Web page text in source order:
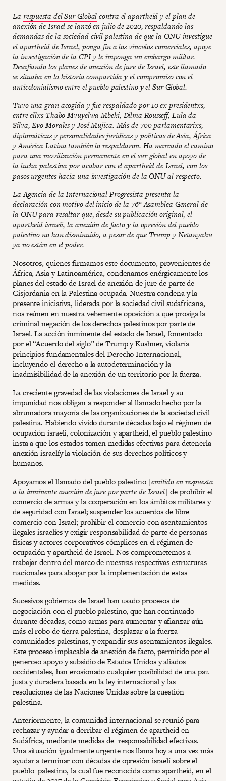
La respuesta del Sur Globalcontra el apartheid y el plan de
anexión de Israel se lanzó en julio de 2020, respaldando las
demandas de la sociedad civil palestina de que la ONU investigue
el apartheid de Israel, ponga fin a los vínculos comerciales, apoye
la investigación de la CPI y le imponga un embargo militar.
Desafiando los planes de anexión de jure de Israel, este llamado
se situaba en la historia compartida y el compromiso con el
anticolonialismo entre el pueblo palestino y el Sur Global.
Tuvo una gran acogida y fue respaldado por 10 ex presidentxs,
entre ellxs Thabo Mvuyelwa Mbeki, Dilma Rousseff, Lula da
Silva, Evo Morales y José Mujica. Más de 700 parlamentarixs,
diplomáticxs y personalidades jurídicas y políticas de Asia, África
y América Latina también lo respaldaron. Ha marcado el camino
para una movilización permanente en el sur global en apoyo de
la lucha palestina por acabar con el apartheid de Israel, con los
pasos urgentes hacia una investigación de la ONU al respecto.
La Agencia de la Internacional Progresista presenta la
declaración con motivo del inicio de la 76ª Asamblea General de
la ONU para resaltar que, desde su publicación original, el
apartheid israelí, la anexión de facto y la opresión del pueblo
palestino no han disminuido, a pesar de que Trump y Netanyahu
ya no están en el poder.
Nosotros, quienes firmamos este documento, provenientes de
África, Asia y Latinoamérica, condenamos enérgicamente los
planes del estado de Israel de anexión de jure de parte de
Cisjordania en la Palestina ocupada. Nuestra condena y la
presente iniciativa, liderada por la sociedad civil sudafricana,
nos reúnen en nuestra vehemente oposición a que prosiga la
criminal negación de los derechos palestinos por parte de
Israel. La acción inminente del estado de Israel, fomentado
por el “Acuerdo del siglo” de Trump y Kushner, violaría
principios fundamentales del Derecho Internacional,
incluyendo el derecho a la autodeterminación y la
inadmisibilidad de la anexión de un territorio por la fuerza.
La creciente gravedad de las violaciones de Israel y su
impunidad nos obligan a responder al llamado hecho por la
abrumadora mayoría de las organizaciones de la sociedad civil
palestina. Habiendo vivido durante décadas bajo el régimen de
ocupación israelí, colonización y apartheid, el pueblo palestino
insta a que los estados tomen medidas efectivas para detenerla
anexión israelíy la violación de sus derechos políticos y
humanos.
Apoyamos el llamado del pueblo palestino [emitido en respuesta
a la inminente anexión de jure por parte de Israel] de prohibir el
comercio de armas y la cooperación en los ámbitos militares y
de seguridad con Israel; suspender los acuerdos de libre
comercio con Israel; prohibir el comercio con asentamientos
ilegales israelíes y exigir responsabilidad de parte de personas
físicas y actores corporativos cómplices en el régimen de
ocupación y apartheid de Israel. Nos comprometemos a
trabajar dentro del marco de nuestras respectivas estructuras
nacionales para abogar por la implementación de estas
medidas.
Sucesivos gobiernos de Israel han usado procesos de
negociación con el pueblo palestino, que han continuado
durante décadas, como armas para aumentar y afianzar aún
más el robo de tierra palestina, desplazar a la fuerza
comunidades palestinas, y expandir sus asentamientos ilegales.
Este proceso implacable de anexión de facto, permitido por el
generoso apoyo y subsidio de Estados Unidos y aliados
occidentales, han erosionado cualquier posibilidad de una paz
justa y duradera basada en la ley internacional y las
resoluciones de las Naciones Unidas sobre la cuestión
palestina.
Anteriormente, la comunidad internacional se reunió para
rechazar y ayudar a derribar el régimen de apartheid en
Sudáfrica, mediante medidas de responsabilidad efectivas.
Una situación igualmente urgente nos llama hoy a una vez más
ayudar a terminar con décadas de opresión israelí sobre el
pueblo palestino, la cual fue reconocida como apartheid, en el